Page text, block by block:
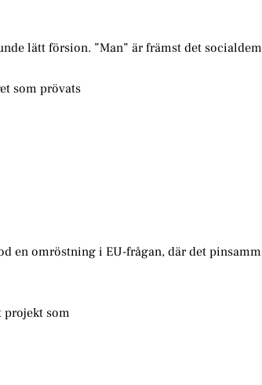
lätt försion. ”Man” är främst det
som prövats
en omröstning i EU-frågan, där det
som